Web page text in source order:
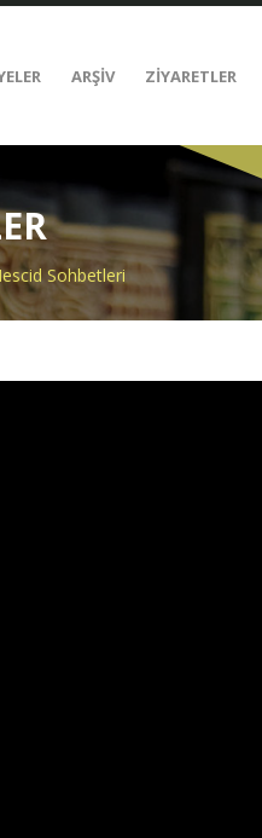
ARŞİV ZİYARETLER
Sohbetleri